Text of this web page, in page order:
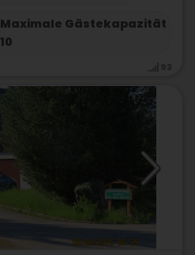
Maximale Gästekapazität
10